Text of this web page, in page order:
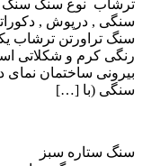
ترشاب نوع سنگ سنگ
سنگی , درپوش ,
سنگ تراورتن ترشاب
رنگی کرم و شکلاتی
بیرونی ساختمان
سنگی (با […]
سنگ ستاره سبز